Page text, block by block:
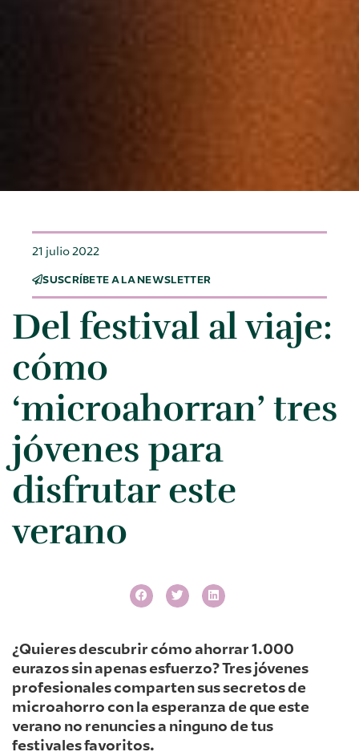
21 julio 2022
SUSCRÍBETE A LA NEWSLETTER
Del festival al viaje:
cómo
‘microahorran’ tres
jóvenes para
disfrutar este
verano
¿Quieres descubrir cómo ahorrar 1.000
eurazos sin apenas esfuerzo? Tres jóvenes
profesionales comparten sus secretos de
microahorro con la esperanza de que este
verano no renuncies a ninguno de tus
festivales favoritos.